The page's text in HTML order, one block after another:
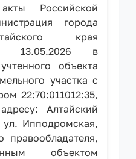
Российской
города
края
13.05.2026 в
объекта
участка с
22:70:011012:35,
Алтайский
Ипподромская,
объектом